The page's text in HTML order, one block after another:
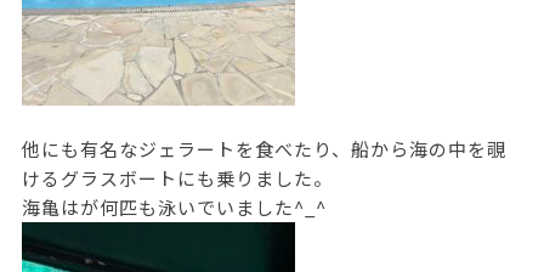
他にも有名なジェラートを食べたり、船から海の中を覗
けるグラスボートにも乗りました。
海亀はが何匹も泳いでいました^_^